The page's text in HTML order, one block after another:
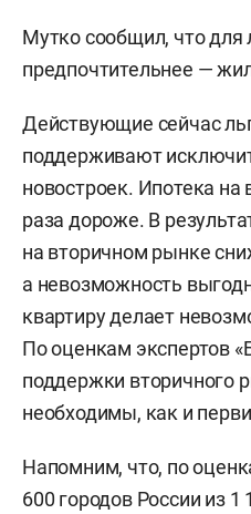
Мутко сообщил, что для
предпочтительнее —
Действующие сейчас
поддерживают
новостроек. Ипотека на
раза дороже. В
на вторичном рынке
а невозможность
квартиру делает
По оценкам экспертов
поддержки вторичного
необходимы, как и
Напомним, что, по
600 городов России из